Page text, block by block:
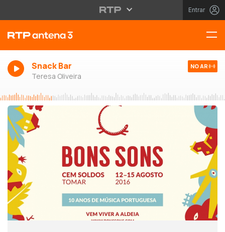
Entrar
Snack Bar
Teresa Oliveira
NO AR